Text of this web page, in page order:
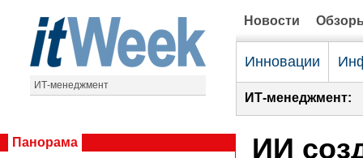
ИТ-менеджмент
Новости
Инновации
ИТ-менеджмент:
Панорама
ИИ